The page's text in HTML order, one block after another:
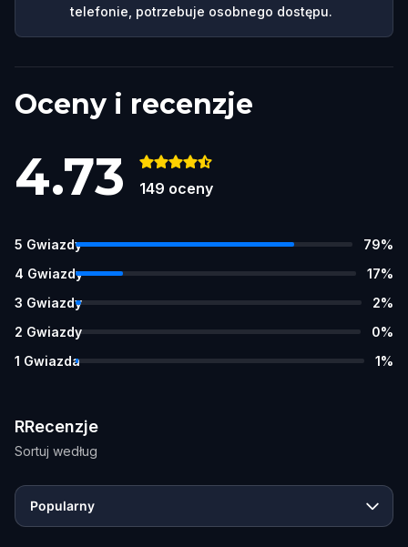
telefonie, potrzebuje osobnego dostępu.
Oceny i recenzje
4.73 149 oceny
5 Gwiazdy 79%
4 Gwiazdy 17%
3 Gwiazdy 2%
2 Gwiazdy 0%
1 Gwiazda 1%
RRecenzje
Sortuj według
Popularny